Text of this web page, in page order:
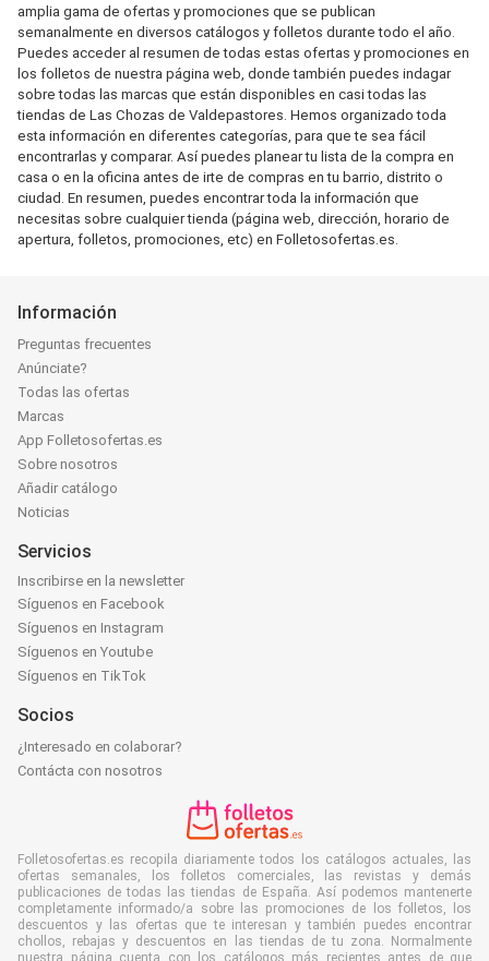
amplia gama de ofertas y promociones que se publican
semanalmente en diversos catálogos y folletos durante todo el año.
Puedes acceder al resumen de todas estas ofertas y promociones en
los folletos de nuestra página web, donde también puedes indagar
sobre todas las marcas que están disponibles en casi todas las
tiendas de Las Chozas de Valdepastores. Hemos organizado toda
esta información en diferentes categorías, para que te sea fácil
encontrarlas y comparar. Así puedes planear tu lista de la compra en
casa o en la oficina antes de irte de compras en tu barrio, distrito o
ciudad. En resumen, puedes encontrar toda la información que
necesitas sobre cualquier tienda (página web, dirección, horario de
apertura, folletos, promociones, etc) en Folletosofertas.es.
Información
Preguntas frecuentes
Anúnciate?
Todas las ofertas
Marcas
App Folletosofertas.es
Sobre nosotros
Añadir catálogo
Noticias
Servicios
Inscribirse en la newsletter
Síguenos en Facebook
Síguenos en Instagram
Síguenos en Youtube
Síguenos en TikTok
Socios
¿Interesado en colaborar?
Contácta con nosotros
Folletosofertas.es recopila diariamente todos los catálogos actuales, las
ofertas semanales, los folletos comerciales, las revistas y demás
publicaciones de todas las tiendas de España. Así podemos mantenerte
completamente informado/a sobre las promociones de los folletos, los
descuentos y las ofertas que te interesan y también puedes encontrar
chollos, rebajas y descuentos en las tiendas de tu zona. Normalmente
nuestra página cuenta con los catálogos más recientes antes de que